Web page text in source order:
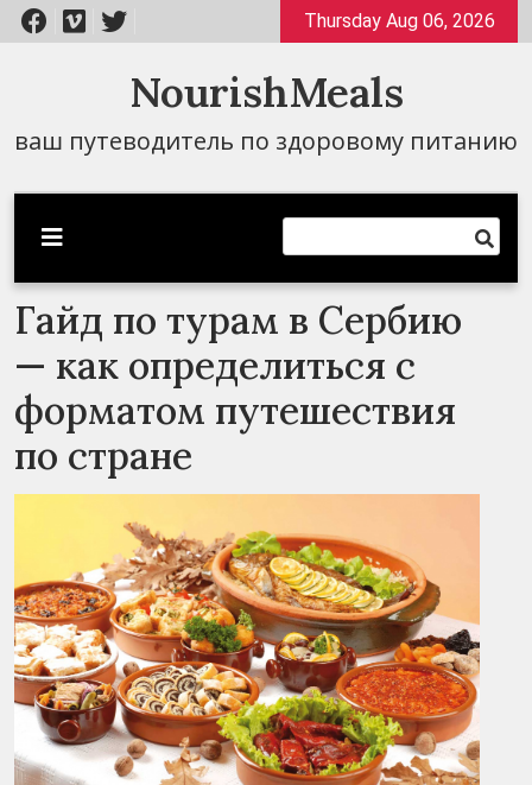
Перейти
к
Thursday Aug 06, 2026
NourishMeals
ваш путеводитель по здоровому питанию
Гайд по турам в Сербию
— как определиться с
форматом путешествия
по стране